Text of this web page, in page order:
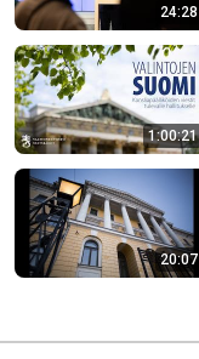
24:28
1:00:21
20:07